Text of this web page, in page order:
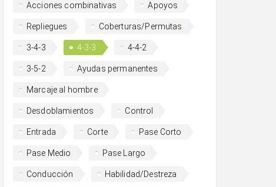
Acciones combinativas Apoyos
Repliegues Coberturas/Permutas
3-4-3 4-3-3 4-4-2
3-5-2 Ayudas permanentes
Marcaje al hombre
Desdoblamientos Control
Entrada Corte Pase Corto
Pase Medio Pase Largo
Conducción Habilidad/Destreza